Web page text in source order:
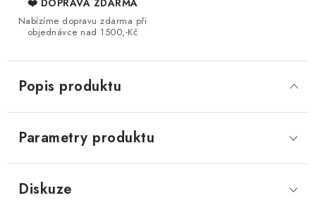
❤️ DOPRAVA ZDARMA
Nabízíme dopravu zdarma při
objednávce nad 1500,-Kč
Popis produktu
Parametry produktu
Diskuze